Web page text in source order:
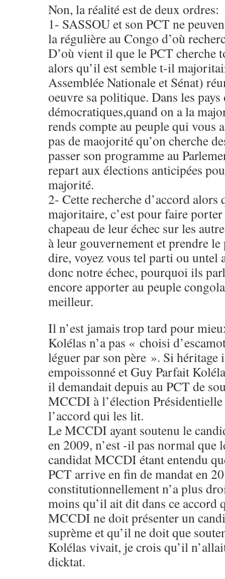
Non, la réalité est de deux ordres:
1- SASSOU et son PCT ne
la régulière au Congo d’où
D’où vient il que le PCT cherche
alors qu’il est semble t-il
Assemblée Nationale et Sénat)
oeuvre sa politique. Dans les pays
démocratiques,quand on a la
rends compte au peuple qui vous
pas de maojorité qu’on cherche
passer son programme au
repart aux élections anticipées
majorité.
2- Cette recherche d’accord alors
majoritaire, c’est pour faire
chapeau de leur échec sur les
à leur gouvernement et prendre
dire, voyez vous tel parti ou untel
donc notre échec, pourquoi ils
encore apporter au peuple
meilleur.
Il n’est jamais trop tard pour
Kolélas n’a pas « choisi
léguer par son père ». Si héritage
empoissonné et Guy Parfait
il demandait depuis au PCT de
MCCDI à l’élection Présidentielle
l’accord qui les lit.
Le MCCDI ayant soutenu le
en 2009, n’est -il pas normal que
candidat MCCDI étant entendu
PCT arrive en fin de mandat en
constitutionnellement n’a plus
moins qu’il ait dit dans ce accord
MCCDI ne doit présenter un
suprème et qu’il ne doit que
Kolélas vivait, je crois qu’il
dicktat.